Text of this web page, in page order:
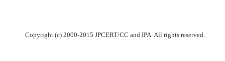
Copyright (c) 2000-2015 JPCERT/CC and IPA. All rights reserved.